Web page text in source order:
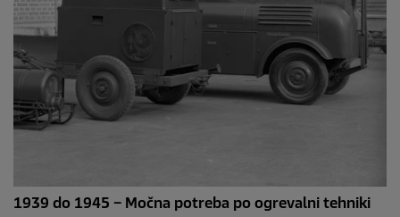
1939 do 1945 – Močna potreba po ogrevalni tehniki